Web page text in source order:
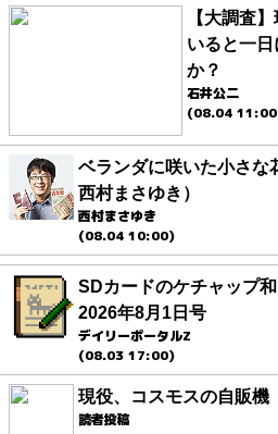
【大調査
いると一
か？
石井公二
(08.04
ベランダに咲いた小さな
西村まさゆき）
西村まさゆき
(08.04 10:00)
SDカードのケチャップ
2026年8月1日号
デイリーポータルZ
(08.03 17:00)
現役、コスモスの自販機
読者投稿